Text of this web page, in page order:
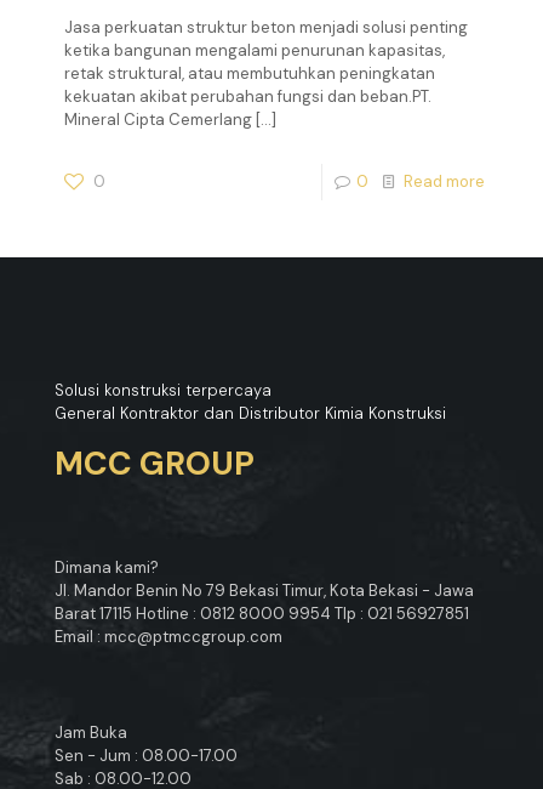
Jasa perkuatan struktur beton menjadi solusi penting
ketika bangunan mengalami penurunan kapasitas,
retak struktural, atau membutuhkan peningkatan
kekuatan akibat perubahan fungsi dan beban.PT.
Mineral Cipta Cemerlang […]
0 0 Read more
Solusi konstruksi terpercaya
General Kontraktor dan Distributor Kimia Konstruksi
MCC GROUP
Dimana kami?
Jl. Mandor Benin No 79 Bekasi Timur, Kota Bekasi - Jawa
Barat 17115 Hotline : 0812 8000 9954 Tlp : 021 56927851
Email : mcc@ptmccgroup.com
Jam Buka
Sen - Jum : 08.00-17.00
Sab : 08.00-12.00